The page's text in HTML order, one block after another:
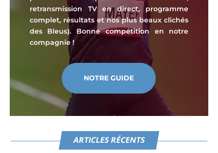
retransmission TV en direct, programme
complet, résultats et nos plus beaux clichés
des Bleus). Bonne compétition en notre
compagnie !
NOTRE GUIDE
ARTICLES RÉCENTS